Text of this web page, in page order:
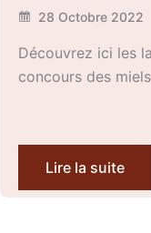
28 Octobre 2022
Découvrez ici les
concours des
Lire la suite